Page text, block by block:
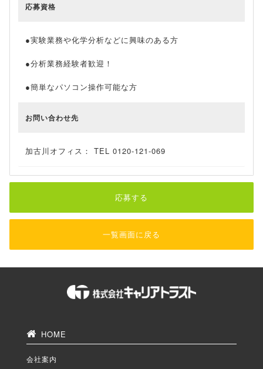
応募資格
●実験業務や化学分析などに興味のある方
●分析業務経験者歓迎！
●簡単なパソコン操作可能な方
お問い合わせ先
加古川オフィス： TEL 0120-121-069
応募する
一覧画面に戻る
HOME
会社案内